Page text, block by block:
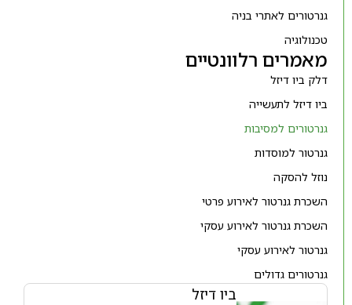
גנרטורים לאתרי בניה
טכנולוגיה
מאמרים רלוונטיים
דלק ביו דיזל
ביו דיזל לתעשייה
גנרטורים למסיבות
גנרטור למוסדות
נוזל להסקה
השכרת גנרטור לאירוע פרטי
השכרת גנרטור לאירוע עסקי
גנרטור לאירוע עסקי
גנרטורים גדולים
ביו דיזל